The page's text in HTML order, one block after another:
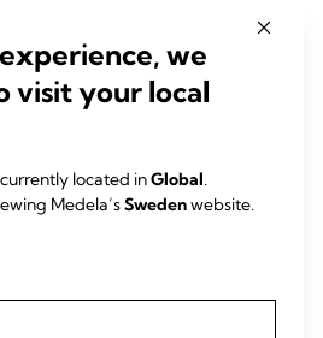
i världen. Medelas
utformade för att fungera
stödsystem som lindrar
bröstvårtor och läker skadade
vid ömma bröstvårtor och
we
visit your local
located inGlobal.
Medela’sSwedenwebsite.